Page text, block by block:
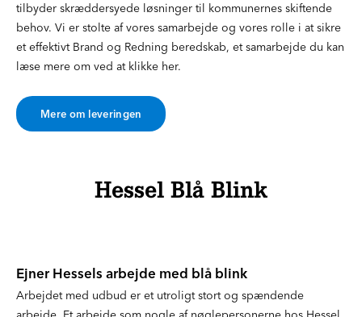
tilbyder skræddersyede løsninger til kommunernes skiftende
behov. Vi er stolte af vores samarbejde og vores rolle i at sikre
et effektivt Brand og Redning beredskab, et samarbejde du kan
læse mere om ved at klikke her.
Mere om leveringen
Hessel Blå Blink
Ejner Hessels arbejde med blå blink
Arbejdet med udbud er et utroligt stort og spændende